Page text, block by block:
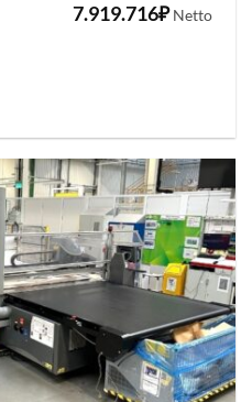
7.919.716₽ Netto